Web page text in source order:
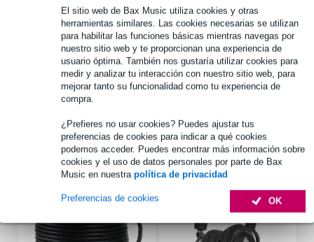
El sitio web de Bax Music utiliza cookies y otras
herramientas similares. Las cookies necesarias se utilizan
para habilitar las funciones básicas mientras navegas por
nuestro sitio web y te proporcionan una experiencia de
usuario óptima. También nos gustaría utilizar cookies para
medir y analizar tu interacción con nuestro sitio web, para
mejorar tanto su funcionalidad como tu experiencia de
compra.
¿Prefieres no usar cookies? Puedes ajustar tus
preferencias de cookies para indicar a qué cookies
podemos acceder. Puedes encontrar más información sobre
cookies y el uso de datos personales por parte de Bax
Music en nuestra política de privacidad
OK
Preferencias de cookies
Información del producto
Analog Cases Estuche UNISON para Focusrite 18i20
también adecuado para Focusrite Clarett+ 8Pro
marco de aluminio con protección en las esquinas
Especificaciones completas
Accesorios (27)